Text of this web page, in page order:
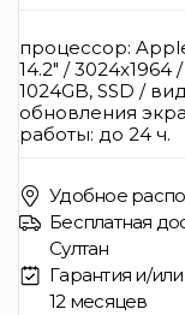
процессор:
14.2" / 3024x1964
1024GB, SSD /
обновления
работы: до 24 ч.
Удобное
Бесплатная
Султан
Гарантия и/
12 месяцев